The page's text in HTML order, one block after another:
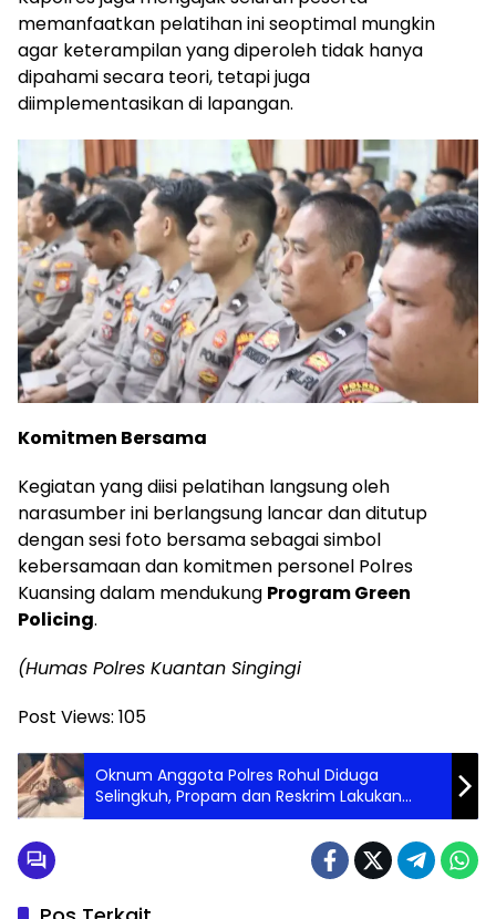
memanfaatkan pelatihan ini seoptimal mungkin
agar keterampilan yang diperoleh tidak hanya
dipahami secara teori, tetapi juga
diimplementasikan di lapangan.
Komitmen Bersama
Kegiatan yang diisi pelatihan langsung oleh
narasumber ini berlangsung lancar dan ditutup
dengan sesi foto bersama sebagai simbol
kebersamaan dan komitmen personel Polres
Kuansing dalam mendukung Program Green
Policing.
(Humas Polres Kuantan Singingi
Post Views: 105
Oknum Anggota Polres Rohul Diduga
Selingkuh, Propam dan Reskrim Lakukan
Pemeriksaan Internal